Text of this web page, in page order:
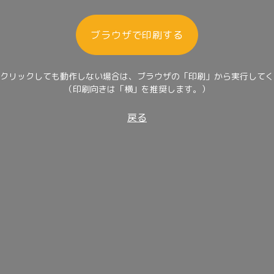
ブラウザで印刷する
リックしても動作しない場合は、ブラウザの「印刷」から実行して
（印刷向きは「横」を推奨します。）
戻る